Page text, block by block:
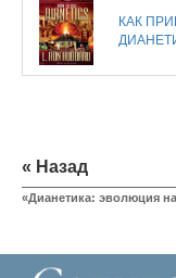
КАК
« Назад
«Дианетика: эволюция